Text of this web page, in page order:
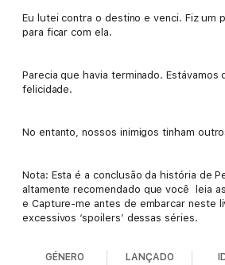
Eu lutei contra o destino e venci. Fiz um
para ficar com ela.
Parecia que havia terminado. Estávamos
felicidade.
No entanto, nossos inimigos tinham
Nota: Esta é a conclusão da história de
altamente recomendado que você leia
e Capture-me antes de embarcar neste
excessivos ‘spoilers’ dessas séries.
GÉNERO LANÇADO